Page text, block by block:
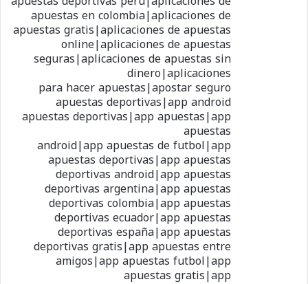
apuestas en colombia|aplicaciones de
apuestas gratis|aplicaciones de apuestas
online|aplicaciones de apuestas
seguras|aplicaciones de apuestas sin
dinero|aplicaciones
para hacer apuestas|apostar seguro
apuestas deportivas|app android
apuestas deportivas|app apuestas|app
apuestas
android|app apuestas de futbol|app
apuestas deportivas|app apuestas
deportivas android|app apuestas
deportivas argentina|app apuestas
deportivas colombia|app apuestas
deportivas ecuador|app apuestas
deportivas españa|app apuestas
deportivas gratis|app apuestas entre
amigos|app apuestas futbol|app
apuestas gratis|app